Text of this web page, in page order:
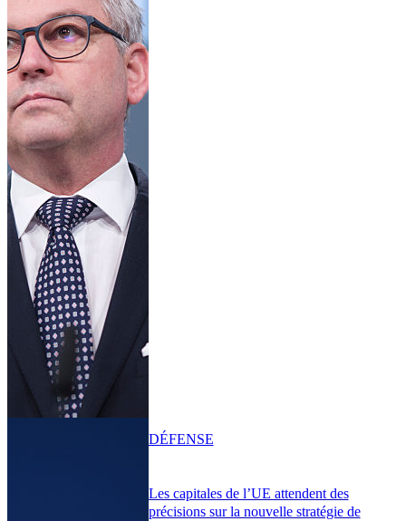
Les capitales de l’UE attendent des
précisions sur la nouvelle stratégie de
DÉFENSE